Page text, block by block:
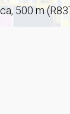
500 m